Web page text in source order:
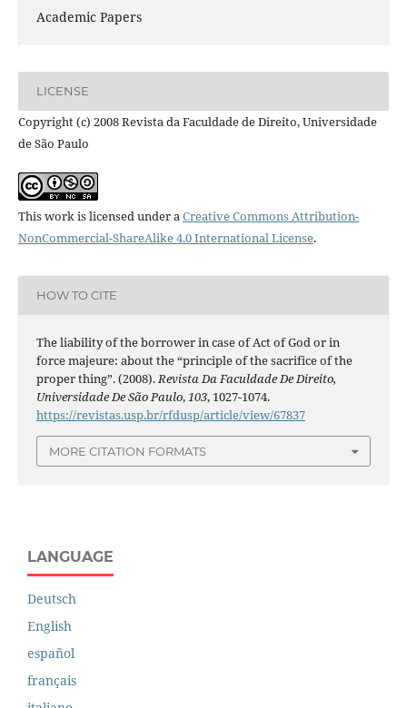
Academic Papers
LICENSE
Copyright (c) 2008 Revista da Faculdade de Direito, Universidade
de São Paulo
This work is licensed under a Creative Commons Attribution-
NonCommercial-ShareAlike 4.0 International License.
HOW TO CITE
The liability of the borrower in case of Act of God or in
force majeure: about the “principle of the sacrifice of the
proper thing”. (2008). Revista Da Faculdade De Direito,
Universidade De São Paulo, 103, 1027-1074.
https://revistas.usp.br/rfdusp/article/view/67837
MORE CITATION FORMATS
LANGUAGE
Deutsch
English
español
français